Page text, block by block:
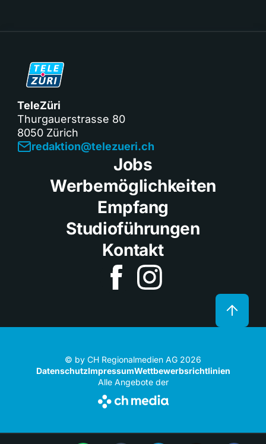
TeleZüri
Thurgauerstrasse 80
8050 Zürich
redaktion@telezueri.ch
Jobs
Werbemöglichkeiten
Empfang
Studioführungen
Kontakt
© by CH Regionalmedien AG 2026
DatenschutzImpressumWettbewerbsrichtlinien
Alle Angebote der